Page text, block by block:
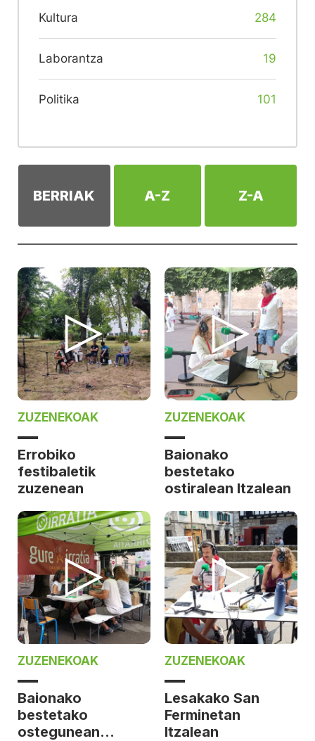
Kultura 284
Laborantza 19
Politika 101
BERRIAK A-Z Z-A
ZUZENEKOAK
Errobiko
festibaletik
zuzenean
ZUZENEKOAK
Baionako
bestetako
ostiralean Itzalean
ZUZENEKOAK
Baionako
bestetako
ostegunean
ZUZENEKOAK
Lesakako San
Ferminetan
Itzalean